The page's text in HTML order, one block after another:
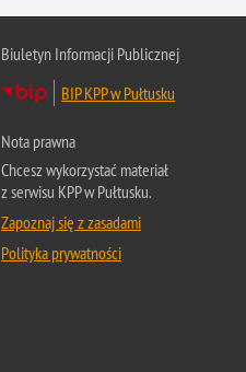
Biuletyn Informacji Publicznej
BIP KPP w Pułtusku
Nota prawna
Chcesz wykorzystać materiał
z serwisu KPP w Pułtusku.
Zapoznaj się z zasadami
Polityka prywatności